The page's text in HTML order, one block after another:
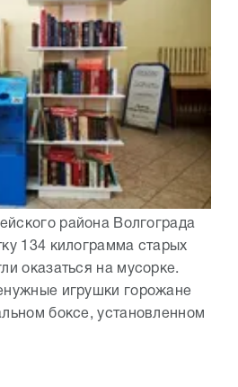
района Волгограда
134 килограмма старых
оказаться на мусорке.
игрушки горожане
боксе, установленном